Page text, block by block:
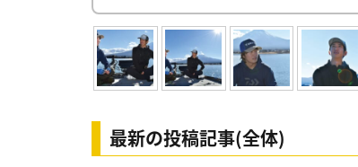
最新の投稿記事(全体)